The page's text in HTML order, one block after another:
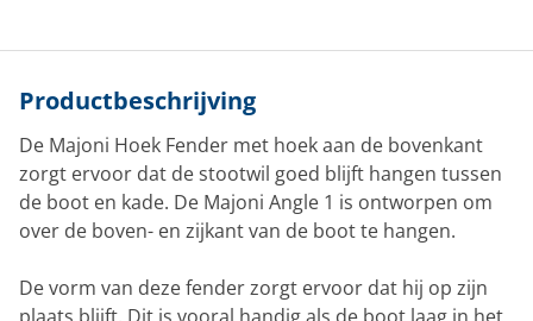
Productbeschrijving
De Majoni Hoek Fender met hoek aan de bovenkant
zorgt ervoor dat de stootwil goed blijft hangen tussen
de boot en kade. De Majoni Angle 1 is ontworpen om
over de boven- en zijkant van de boot te hangen.
De vorm van deze fender zorgt ervoor dat hij op zijn